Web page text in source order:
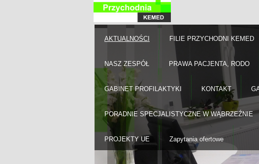
AKTUALNOŚCI FILIE PRZYCHODNI KEMED
NASZ ZESPÓŁ PRAWA PACJENTA, RODO
GABINET PROFILAKTYKI KONTAKT
PORADNIE SPECJALISTYCZNE W WĄBRZEŹNIE
PROJEKTY UE Zapytania ofertowe